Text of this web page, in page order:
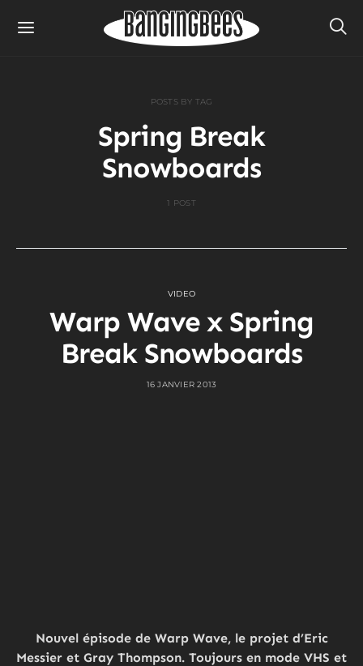
POSTS BY TAG
Spring Break
Snowboards
1 POST
VIDEO
Warp Wave x Spring
Break Snowboards
16 JANVIER 2013
Nouvel épisode de Warp Wave, le projet d’Eric
Messier et Gray Thompson. Toujours en mode VHS et